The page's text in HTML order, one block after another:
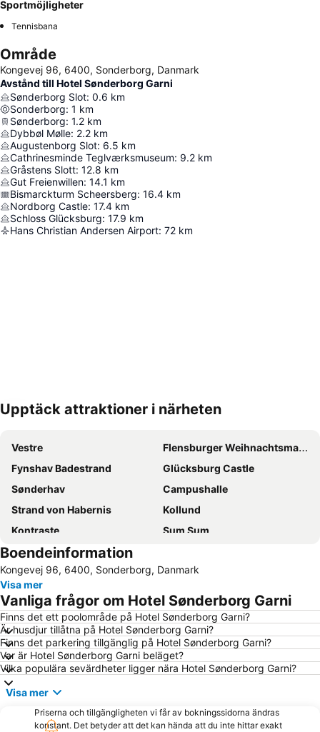
Sportmöjligheter
Tennisbana
Område
Kongevej 96, 6400, Sonderborg, Danmark
Avstånd till Hotel Sønderborg Garni
Sønderborg Slot: 0.6 km
Sonderborg: 1 km
Sønderborg: 1.2 km
Dybbøl Mølle: 2.2 km
Augustenborg Slot: 6.5 km
Cathrinesminde Teglværksmuseum: 9.2 km
Gråstens Slott: 12.8 km
Gut Freienwillen: 14.1 km
Bismarckturm Scheersberg: 16.4 km
Nordborg Castle: 17.4 km
Schloss Glücksburg: 17.9 km
Hans Christian Andersen Airport: 72 km
Förstora kartan
Upptäck attraktioner i närheten
Vestre
Flensburger Weihnachtsmarkt
Fynshav Badestrand
Glücksburg Castle
Sønderhav
Campushalle
Strand von Habernis
Kollund
Kontraste
Sum Sum
Søby
Fåborg Havn
Boendeinformation
Kongevej 96, 6400, Sonderborg, Danmark
Visa mer
Vanliga frågor om Hotel Sønderborg Garni
Finns det ett poolområde på Hotel Sønderborg Garni?
Är husdjur tillåtna på Hotel Sønderborg Garni?
Finns det parkering tillgänglig på Hotel Sønderborg Garni?
Var är Hotel Sønderborg Garni beläget?
Vilka populära sevärdheter ligger nära Hotel Sønderborg Garni?
Visa mer
Priserna och tillgängligheten vi får av bokningssidorna ändras
konstant. Det betyder att det kan hända att du inte hittar exakt